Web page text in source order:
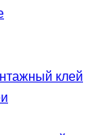
клей